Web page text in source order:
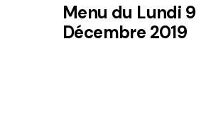
Menu du Lundi 9
Décembre 2019